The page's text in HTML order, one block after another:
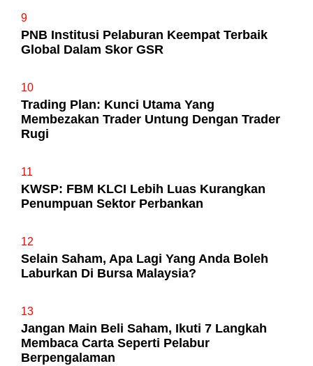
9
PNB Institusi Pelaburan Keempat Terbaik
Global Dalam Skor GSR
10
Trading Plan: Kunci Utama Yang
Membezakan Trader Untung Dengan Trader
Rugi
11
KWSP: FBM KLCI Lebih Luas Kurangkan
Penumpuan Sektor Perbankan
12
Selain Saham, Apa Lagi Yang Anda Boleh
Laburkan Di Bursa Malaysia?
13
Jangan Main Beli Saham, Ikuti 7 Langkah
Membaca Carta Seperti Pelabur
Berpengalaman